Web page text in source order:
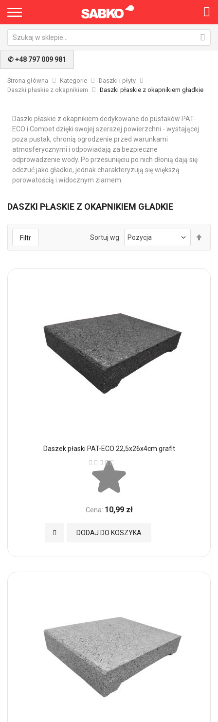
✆ +48 797 009 981
Strona główna Kategorie
Daszki i płyty
Daszki płaskie z okapnikiem
Daszki płaskie z okapnikiem gładkie
Daszki płaskie z okapnikiem dedykowane do pustaków PAT-
ECO i Combet dzięki swojej szerszej powierzchni - wystającej
poza pustak, chronią ogrodzenie przed warunkami
atmosferycznymi i odpowiadają za bezpieczne
odprowadzenie wody. Po przesunięciu po nich dłonią dają się
odczuć jako gładkie, jednak charakteryzują się większą
porowatością i widocznym ziarnem.
DASZKI PŁASKIE Z OKAPNIKIEM GŁADKIE
Filtr Sortuj wg
Daszek płaski PAT-ECO 22,5x26x4cm grafit
Ocena:
Cena: 10,99 zł
DODAJ DO KOSZYKA
Dodaj do Ulubionych